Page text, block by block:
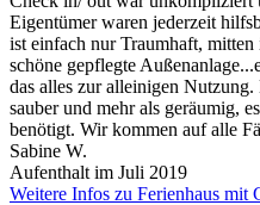
Eigentümer waren jederzeit
ist einfach nur Traumhaft,
schöne gepflegte
das alles zur alleinigen
sauber und mehr als geräumig,
benötigt. Wir kommen auf alle
Sabine W.
Aufenthalt im Juli 2019
Weitere Infos zu Ferienhaus mit